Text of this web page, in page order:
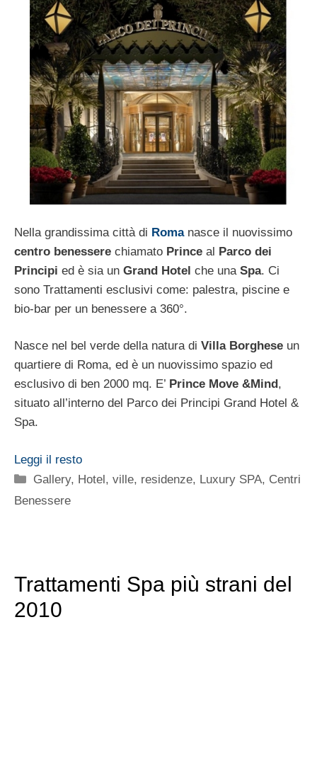
Nella grandissima città di Romanasce il nuovissimo
centro benessere chiamato Prince al Parco dei
Principi ed è sia un Grand Hotel che una Spa. Ci
sono Trattamenti esclusivi come: palestra, piscine e
bio-bar per un benessere a 360°.
Nasce nel bel verde della natura di Villa Borghese un
quartiere di Roma, ed è un nuovissimo spazio ed
esclusivo di ben 2000 mq. E’ Prince Move &Mind,
situato all’interno del Parco dei Principi Grand Hotel &
Spa.
Leggi il resto
Categorie
Gallery, Hotel, ville, residenze, Luxury SPA, Centri
Benessere
Trattamenti Spa più strani del
2010